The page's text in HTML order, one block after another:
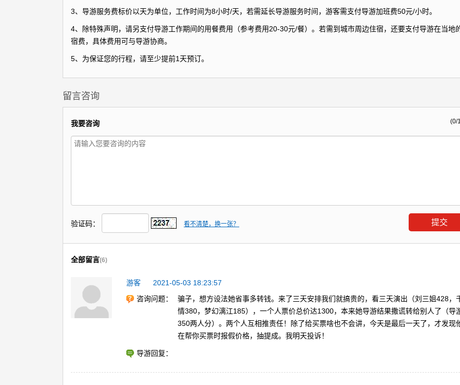
3、导游服务费标价以天为单位，工作时间为8小时/天，若需延长导游服务时间，游客需支付导游加班费50元/小时。
4、除特殊声明，请另支付导游工作期间的用餐费用（参考费用20-30元/餐）。若需到城市周边住宿，还要支付导游在当地
宿费，具体费用可与导游协商。
5、为保证您的行程，请至少提前1天预订。
留言咨询
(0/
我要咨询
验证码： 看不清楚，换一张？
全部留言(6)
游客
2021-05-03 18:23:57
咨询问题：
骗子，想方设法她省事多转钱。来了三天安排我们就搞贵的，看三天演出（刘三姐428，
情380，梦幻漓江185），一个人票价总价达1300，本来她导游结果撒谎转给别人了（导
350两人分）。两个人互相推责任！除了给买票啥也不会讲，今天是最后一天了，才发现
在帮你买票时报假价格，抽提成。我明天投诉！
导游回复：